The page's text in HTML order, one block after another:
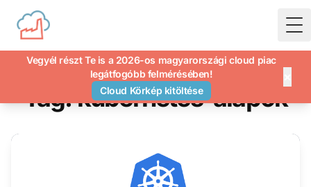
Vegyél részt Te is a 2026-os magyarországi cloud piac
legátfogóbb felmérésében!
Cloud Körkép kitöltése
Tag: kubernetes-alapok